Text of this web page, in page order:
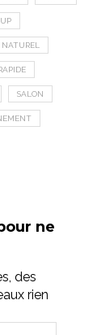
NATUREL
SALON
ne
des
rien